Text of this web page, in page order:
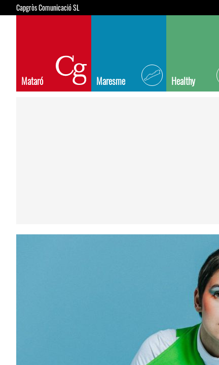
Capgròs Comunicació SL
Mataró Maresme Healthy